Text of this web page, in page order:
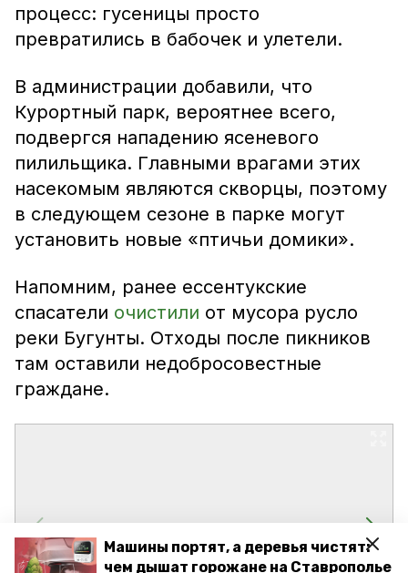
Машины портят, а деревья чистят:
чем дышат горожане на Ставрополье
процесс: гусеницы просто
превратились в бабочек и улетели.
В администрации добавили, что
Курортный парк, вероятнее всего,
подвергся нападению ясеневого
пилильщика. Главными врагами этих
насекомым являются скворцы, поэтому
в следующем сезоне в парке могут
установить новые «птичьи домики».
Напомним, ранее ессентукские
спасатели очистили от мусора русло
реки Бугунты. Отходы после пикников
там оставили недобросовестные
граждане.